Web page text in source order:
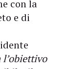
con la
e di
l’obiettivo